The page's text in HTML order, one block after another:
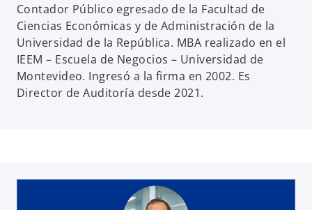
Contador Público egresado de la Facultad de
Ciencias Económicas y de Administración de la
Universidad de la República. MBA realizado en el
IEEM – Escuela de Negocios – Universidad de
Montevideo. Ingresó a la firma en 2002. Es
Director de Auditoría desde 2021.